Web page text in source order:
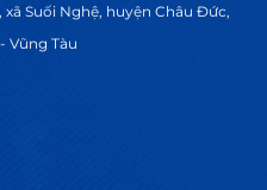
xã Suối Nghệ, huyện Châu Đức,
Vũng Tàu